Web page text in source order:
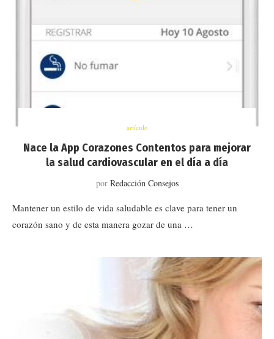
artículo
Nace la App Corazones Contentos para mejorar
la salud cardiovascular en el día a día
por Redacción Consejos
Mantener un estilo de vida saludable es clave para tener un
corazón sano y de esta manera gozar de una …